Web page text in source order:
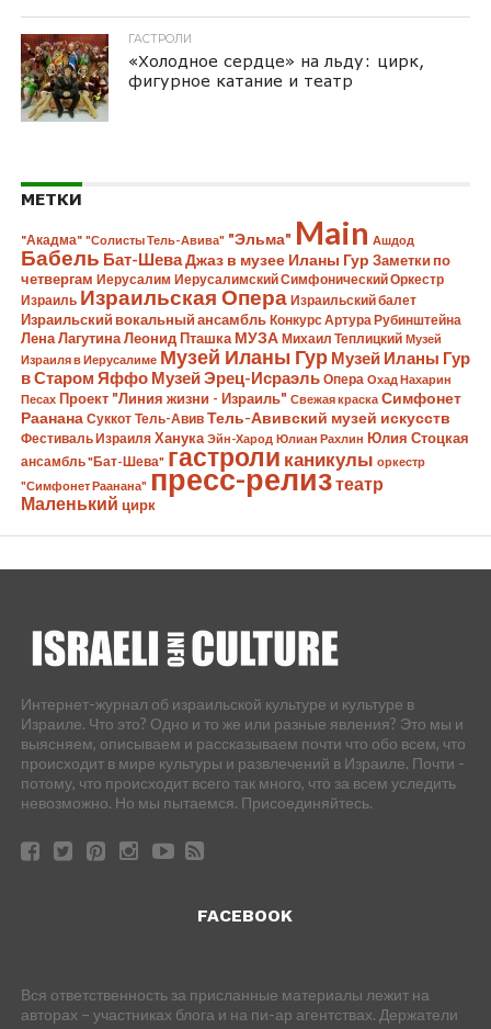
ГАСТРОЛИ
«Холодное сердце» на льду: цирк,
фигурное катание и театр
МЕТКИ
"Акадма" "Солисты Тель-Авива" "Эльма" Main Ашдод
Бабель Бат-ШеваДжаз в музее Иланы Гур Заметки по
четвергам Иерусалим Иерусалимский Симфонический Оркестр
Израиль Израильская Опера Израильский балет
Израильский вокальный ансамбль Конкурс Артура Рубинштейна
Лена Лагутина Леонид Пташка МУЗА Михаил Теплицкий Музей
Израиля в Иерусалиме Музей Иланы Гур Музей Иланы Гур
в Старом Яффо Музей Эрец-Исраэль Опера Охад Нахарин
Песах Проект "Линия жизни - Израиль" Свежая краска Симфонет
Раанана Суккот Тель-Авив Тель-Авивский музей искусств
Фестиваль Израиля Ханука Эйн-Харод Юлиан Рахлин Юлия Стоцкая
ансамбль "Бат-Шева" гастроли каникулы оркестр
"Симфонет Раанана" пресс-релизтеатр
Маленький цирк
Интернет-журнал об израильской культуре и культуре в
Израиле. Что это? Одно и то же или разные явления? Это мы и
выясняем, описываем и рассказываем почти что обо всем, что
происходит в мире культуры и развлечений в Израиле. Почти -
потому, что происходит всего так много, что за всем уследить
невозможно. Но мы пытаемся. Присоединяйтесь.
FACEBOOK
Вся ответственность за присланные материалы лежит на
авторах – участниках блога и на пи-ар агентствах. Держатели